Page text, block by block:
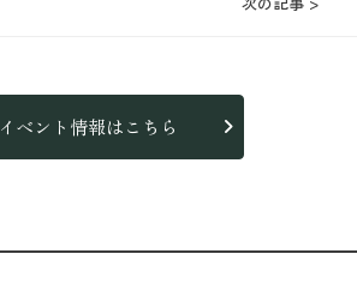
イベント情報はこちら